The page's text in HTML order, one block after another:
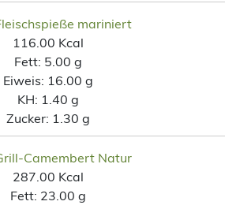
mariniert
116.00 Kcal
Fett: 5.00 g
Eiweis: 16.00 g
KH: 1.40 g
Zucker: 1.30 g
Camembert Natur
287.00 Kcal
Fett: 23.00 g